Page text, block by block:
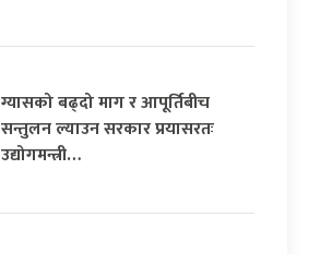
ग्यासको बढ्दो माग र आपूर्तिबीच
सन्तुलन ल्याउन सरकार प्रयासरतः
उद्योगमन्त्री…